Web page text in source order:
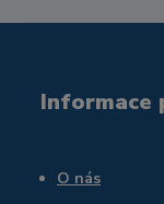
Informace
O nás